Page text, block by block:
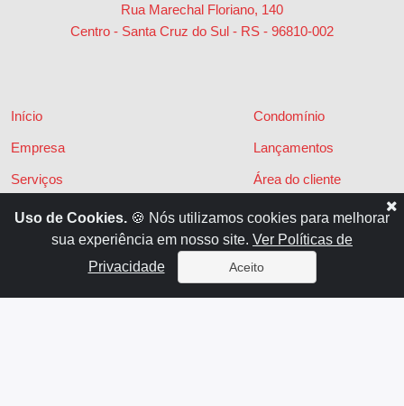
Rua Marechal Floriano, 140
Centro - Santa Cruz do Sul - RS - 96810-002
Início
Empresa
Serviços
Financiamentos
Locações
Condomínio
Lançamentos
Área do cliente
Políticas de privacidade
Contato
Uso de Cookies. 🍪 Nós utilizamos cookies para melhorar
sua experiência em nosso site. Ver Políticas de
Privacidade
Aceito